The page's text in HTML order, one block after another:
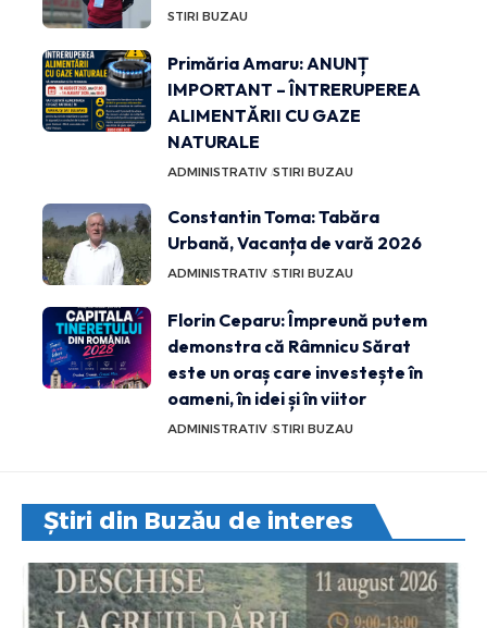
STIRI BUZAU
Primăria Amaru: ANUNȚ
IMPORTANT – ÎNTRERUPEREA
ALIMENTĂRII CU GAZE
NATURALE
ADMINISTRATIV STIRI BUZAU
Constantin Toma: Tabăra
Urbană, Vacanța de vară 2026
ADMINISTRATIV STIRI BUZAU
Florin Ceparu: Împreună putem
demonstra că Râmnicu Sărat
este un oraș care investește în
oameni, în idei și în viitor
ADMINISTRATIV STIRI BUZAU
Știri din Buzău de interes